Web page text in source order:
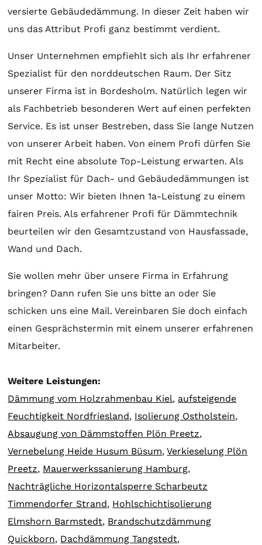
versierte Gebäudedämmung. In dieser Zeit haben wir
uns das Attribut Profi ganz bestimmt verdient.
Unser Unternehmen empfiehlt sich als Ihr erfahrener
Spezialist für den norddeutschen Raum. Der Sitz
unserer Firma ist in Bordesholm. Natürlich legen wir
als Fachbetrieb besonderen Wert auf einen perfekten
Service. Es ist unser Bestreben, dass Sie lange Nutzen
von unserer Arbeit haben. Von einem Profi dürfen Sie
mit Recht eine absolute Top-Leistung erwarten. Als
Ihr Spezialist für Dach- und Gebäudedämmungen ist
unser Motto: Wir bieten Ihnen 1a-Leistung zu einem
fairen Preis. Als erfahrener Profi für Dämmtechnik
beurteilen wir den Gesamtzustand von Hausfassade,
Wand und Dach.
Sie wollen mehr über unsere Firma in Erfahrung
bringen? Dann rufen Sie uns bitte an oder Sie
schicken uns eine Mail. Vereinbaren Sie doch einfach
einen Gesprächstermin mit einem unserer erfahrenen
Mitarbeiter.
Weitere Leistungen:
Dämmung vom Holzrahmenbau Kiel, aufsteigende
Feuchtigkeit Nordfriesland, Isolierung Ostholstein,
Absaugung von Dämmstoffen Plön Preetz,
Vernebelung Heide Husum Büsum,Verkieselung Plön
Preetz, Mauerwerkssanierung Hamburg,
Nachträgliche Horizontalsperre Scharbeutz
Timmendorfer Strand, Hohlschichtisolierung
Elmshorn Barmstedt, Brandschutzdämmung
Quickborn, Dachdämmung Tangstedt,